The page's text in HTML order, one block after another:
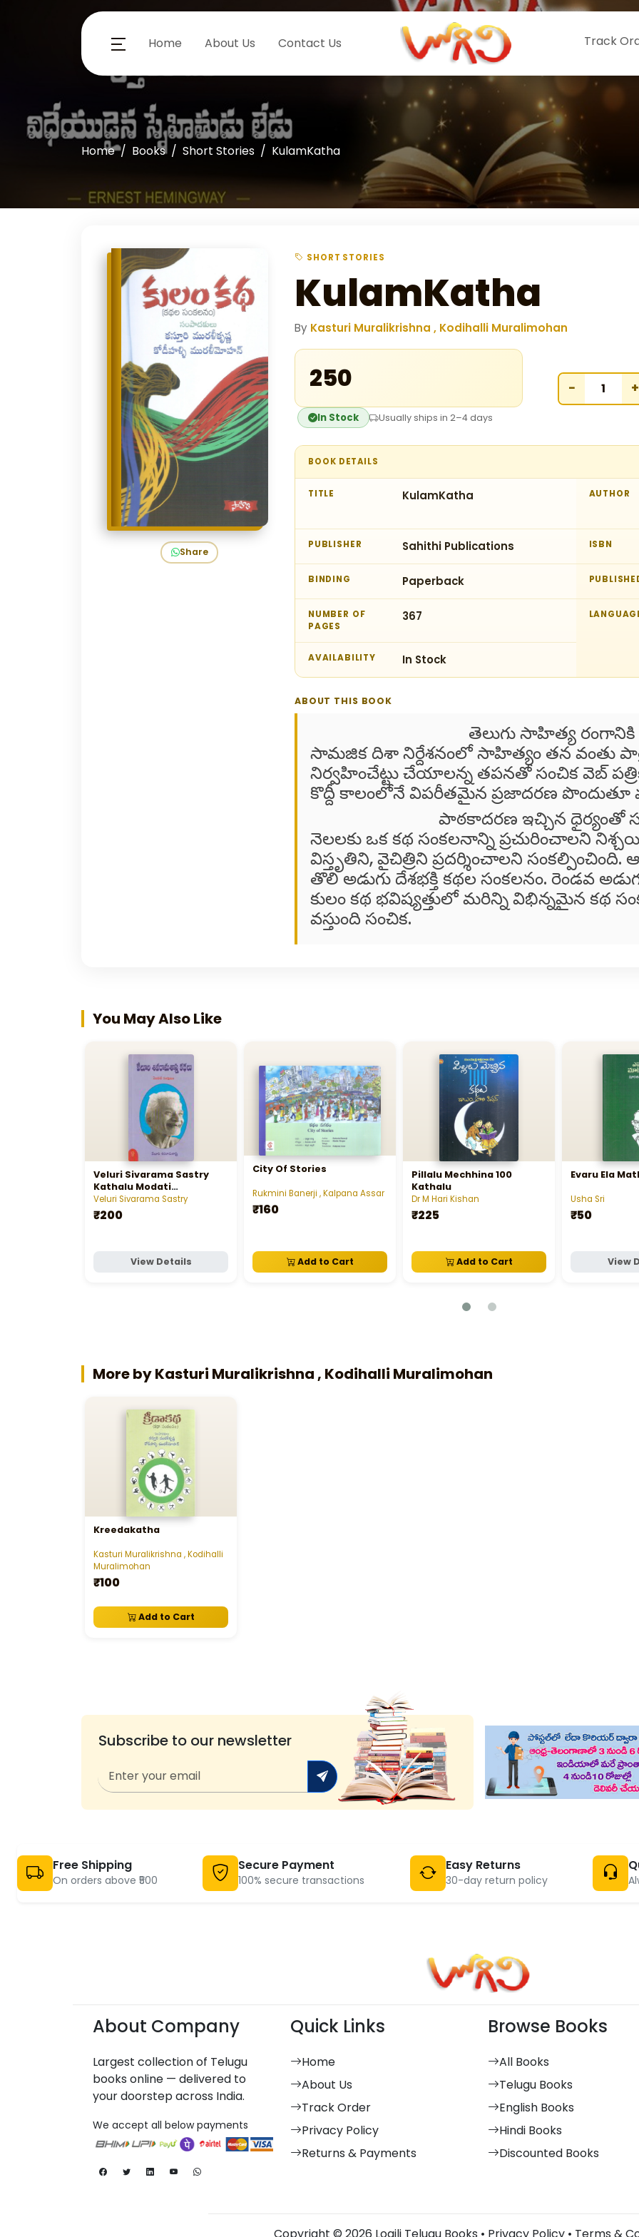
Home About Us Contact Us Track
Home Books Short Stories KulamKatha
Share
SHORT STORIES
KulamKatha
By Kasturi Muralikrishna , Kodihalli Muralimohan
₹250
In Stock Usually ships in 2–4 days
− +
BOOK DETAILS
TITLE KulamKatha AUTHOR
PUBLISHER Sahithi Publications ISBN
BINDING Paperback
NUMBER OF
PAGES
367
AVAILABILITY In Stock
ABOUT THIS BOOK
తెలుగు సాహిత్య రంగానికి
సామజిక దిశా నిర్దేశనంలో సాహిత్యం తన వంతు
నిర్వహించేట్టు చేయాలన్న తపనతో సంచిక వెబ్
కొద్దీ కాలంలోనే విపరీతమైన ప్రజాదరణ పొందుతూ
పాఠకాదరణ ఇచ్చిన ధైర్యంతో సంచిక
నెలలకు ఒక కథ సంకలనాన్ని ప్రచురించాలని
విస్తృతిని, వైచిత్రిని ప్రదర్శించాలని
తొలి అడుగు దేశభక్తి కథల సంకలనం. రెండవ
కులం కథ భవిష్యత్తులో మరిన్ని విభిన్నమైన కథ
వస్తుంది సంచిక.
You May Also Like
Veluri Sivarama Sastry
Kathalu Modati
Samputam
Veluri Sivarama Sastry
₹200
View Details
City Of Stories
Rukmini Banerji , Kalpana Assar
₹160
Add to Cart
Pillalu Mechhina 100
Kathalu
Dr M Hari Kishan
₹225
Add to Cart
Evaru Ela
Usha Sri
₹50
View
More by Kasturi Muralikrishna , Kodihalli Muralimohan
Kreedakatha
Kasturi Muralikrishna , Kodihalli
Muralimohan
₹100
Add to Cart
Subscribe to our newsletter
Free Shipping
On orders above ₹500
Secure Payment
100% secure transactions
Easy Returns
30-day return policy
About Company
Largest collection of Telugu
books online — delivered to
your doorstep across India.
We accept all below payments
Quick Links
Home
About Us
Track Order
Privacy Policy
Returns & Payments
Browse Books
All Books
Telugu Books
English Books
Hindi Books
Discounted Books